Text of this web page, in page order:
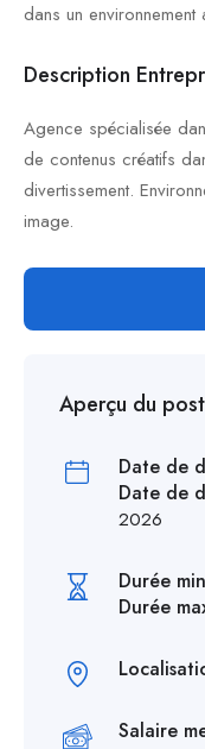
dans un environnement
Description
Agence spécialisée
de contenus créatifs
divertissement.
image.
Aperçu du
Date de
Date de
2026
Durée
Durée
Salaire